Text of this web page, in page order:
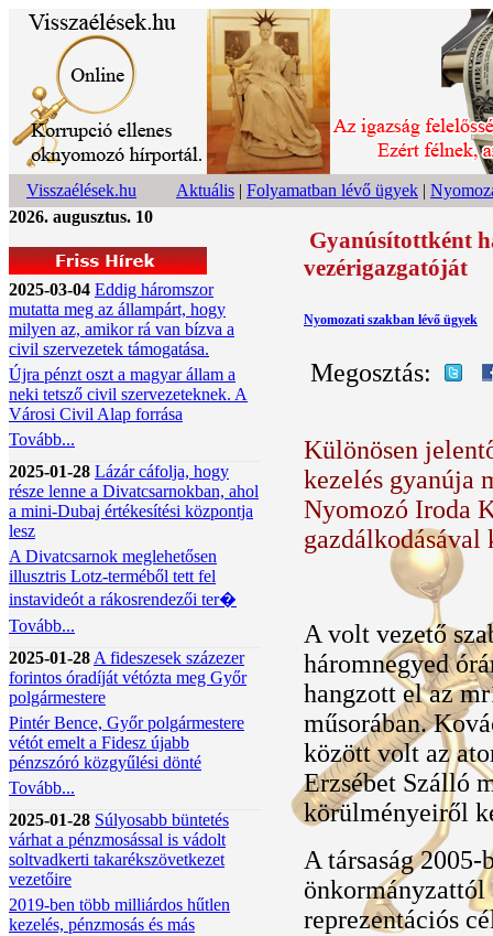
Visszaélések.hu Aktuális | Folyamatban lévő ügyek |
2026. augusztus. 10
2025-03-04 Eddig háromszor
mutatta meg az állampárt, hogy
milyen az, amikor rá van bízva a
civil szervezetek támogatása.
Újra pénzt oszt a magyar állam a
neki tetsző civil szervezeteknek. A
Városi Civil Alap forrása
Tovább...
2025-01-28 Lázár cáfolja, hogy
része lenne a Divatcsarnokban, ahol
a mini-Dubaj értékesítési központja
lesz
A Divatcsarnok meglehetősen
illusztris Lotz-terméből tett fel
instavideót a rákosrendezői ter�
Tovább...
2025-01-28 A fideszesek százezer
forintos óradíját vétózta meg Győr
polgármestere
Pintér Bence, Győr polgármestere
vétót emelt a Fidesz újabb
pénzszóró közgyűlési dönté
Tovább...
2025-01-28 Súlyosabb büntetés
várhat a pénzmosással is vádolt
soltvadkerti takarékszövetkezet
vezetőire
2019-ben több milliárdos hűtlen
kezelés, pénzmosás és más
Gyanúsítottként
vezérigazgatóját
Nyomozati szakban lévő ügyek
Megosztás:
Különösen
kezelés gyanúja
Nyomozó Iroda
gazdálkodásával
A volt vezető
háromnegyed
hangzott el az
műsorában.
között volt az
Erzsébet Szálló
körülményeiről
A társaság
önkormányzattól
reprezentációs